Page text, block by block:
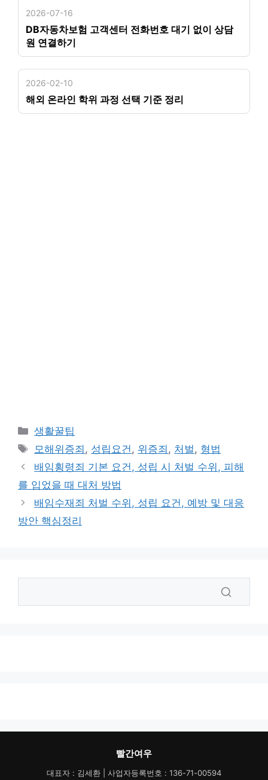
2026-07-16
DB자동차보험 고객센터 전화번호 대기 없이 상담
원 연결하기
2026-02-10
해외 온라인 학위 과정 선택 기준 정리
카
테
리
생활꿀팁
태
그
모해위증죄 , 성립요건, 위증죄 , 처벌, 형법
배임횡령죄 기본 요건, 성립 시 처벌 수위, 피해
를 입었을 때 대처 방법
배임수재죄 처벌 수위, 성립 요건, 예방 및 대응
방안 핵심정리
빨간여우
대표자 : 김세환 | 사업자등록번호 : 136-71-00594